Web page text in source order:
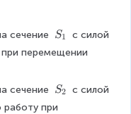
сечение S
_
S1 с силой
перемещении
сечение S
_
S2 с силой
при